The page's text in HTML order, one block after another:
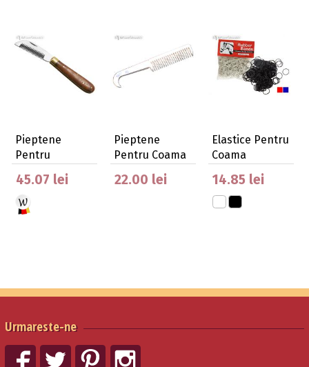
Pieptene
Pentru
Descurcat
Coama
45.07 lei
Pieptene
Pentru Coama
Cu Curatator
Copi…
22.00 lei
Elastice Pentru
Coama
14.85 lei
Urmareste-ne